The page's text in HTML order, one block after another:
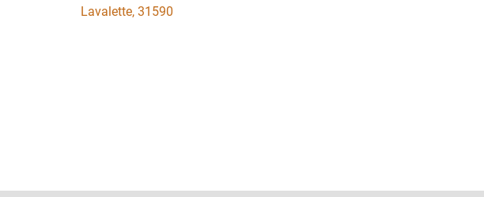
Lavalette, 31590